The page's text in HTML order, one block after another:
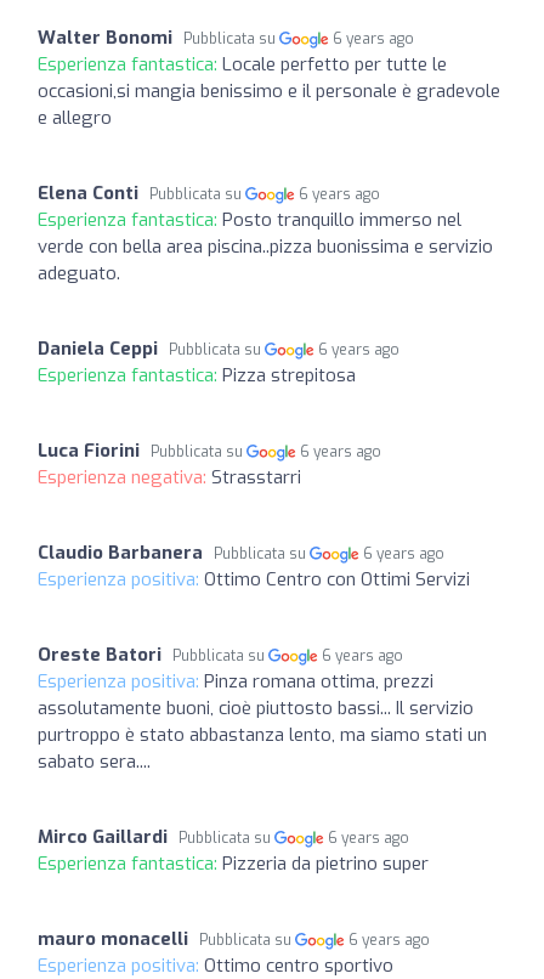
Walter Bonomi Pubblicata su 6 years ago
Esperienza fantastica: Locale perfetto per tutte le
occasioni,si mangia benissimo e il personale è gradevole
e allegro
Elena Conti Pubblicata su 6 years ago
Esperienza fantastica: Posto tranquillo immerso nel
verde con bella area piscina..pizza buonissima e servizio
adeguato.
Daniela Ceppi Pubblicata su 6 years ago
Esperienza fantastica: Pizza strepitosa
Luca Fiorini Pubblicata su 6 years ago
Esperienza negativa: Strasstarri
Claudio Barbanera Pubblicata su 6 years ago
Esperienza positiva: Ottimo Centro con Ottimi Servizi
Oreste Batori Pubblicata su 6 years ago
Esperienza positiva: Pinza romana ottima, prezzi
assolutamente buoni, cioè piuttosto bassi... Il servizio
purtroppo è stato abbastanza lento, ma siamo stati un
sabato sera....
Mirco Gaillardi Pubblicata su 6 years ago
Esperienza fantastica: Pizzeria da pietrino super
mauro monacelli Pubblicata su 6 years ago
Esperienza positiva: Ottimo centro sportivo